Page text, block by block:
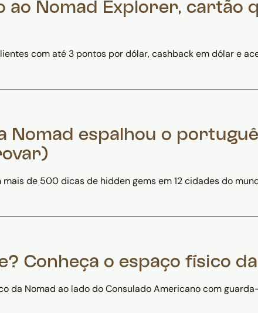
ao Nomad Explorer, cartão
com até 3 pontos por dólar, cashback em dólar e
a Nomad espalhou o
de 500 dicas de hidden gems em 12 cidades do
Conheça o espaço físico
da Nomad ao lado do Consulado Americano com